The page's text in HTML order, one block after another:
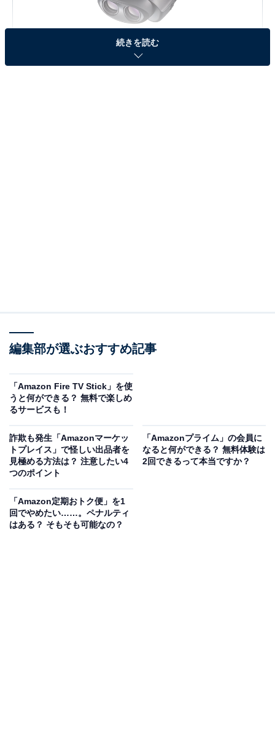
PENTAX 双眼鏡 タンクローR ポロプリズム・センターフ
ォーカス式 8倍21mm有効径 8×21UCF R 62209
プリズムにより、明るく鮮明な視界を実現。視界の隅々
までクリアで歪みのない映像を楽しめます。ラバーコー
目当てにより、眼鏡の有無にかかわらず見やすいのもう
れしいポイントです！
ユーザーからも「軽量で持ち運びやすい」「クリアで迫
力のある視界が楽しめる」との評価が多く、軽くて高性
能な双眼鏡をお探しの方には見逃せないアイテムといえ
気になる人はチェックしてみてはいかがでしょうか。
続きを読む
編集部が選ぶおすすめ記事
「Amazon Fire TV Stick」を使
うと何ができる？ 無料で楽しめ
るサービスも！
詐欺も発生「Amazonマーケッ
トプレイス」で怪しい出品者を
見極める方法は？ 注意したい4
つのポイント
「Amazonプライム」の会員に
なると何ができる？ 無料体験は
2回できるって本当ですか？
「Amazon定期おトク便」を1
回でやめたい……。ペナルティ
はある？ そもそも可能なの？